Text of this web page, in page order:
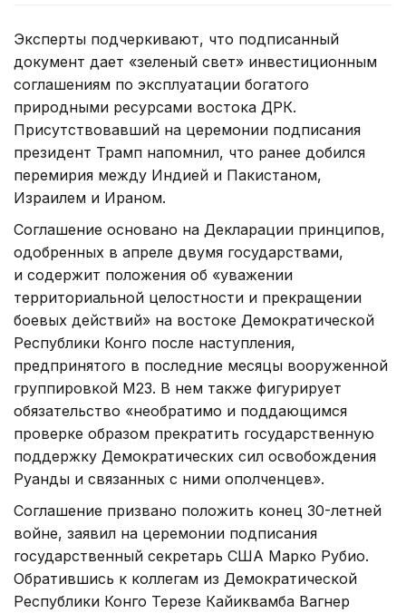
Эксперты подчеркивают, что подписанный
документ дает «зеленый свет» инвестиционным
соглашениям по эксплуатации богатого
природными ресурсами востока ДРК.
Присутствовавший на церемонии подписания
президент Трамп напомнил, что ранее добился
перемирия между Индией и Пакистаном,
Израилем и Ираном.
Соглашение основано на Декларации принципов,
одобренных в апреле двумя государствами,
и содержит положения об «уважении
территориальной целостности и прекращении
боевых действий» на востоке Демократической
Республики Конго после наступления,
предпринятого в последние месяцы вооруженной
группировкой М23. В нем также фигурирует
обязательство «необратимо и поддающимся
проверке образом прекратить государственную
поддержку Демократических сил освобождения
Руанды и связанных с ними ополченцев».
Соглашение призвано положить конец 30-летней
войне, заявил на церемонии подписания
государственный секретарь США Марко Рубио.
Обратившись к коллегам из Демократической
Республики Конго Терезе Кайиквамба Вагнер